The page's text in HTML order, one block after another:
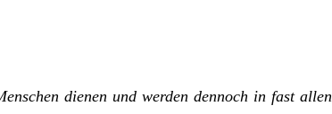
dienen und werden dennoch in fast allen